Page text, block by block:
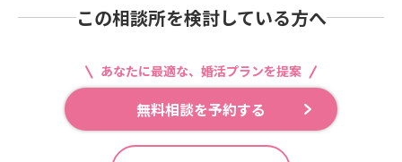
この相談所を検討している方へ
あなたに最適な、婚活プランを提案
無料相談を予約する